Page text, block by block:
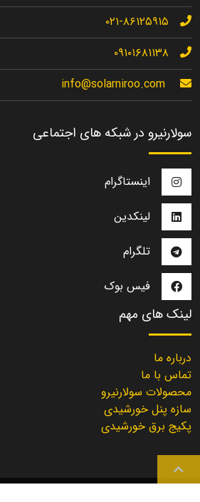
۰۲۱-۸۶۱۲۵۹۱۵
۰۹۱۰۱۶۸۱۱۳۸
info@solarniroo.com
سولارنیرو در شبکه های اجتماعی
اینستاگرام
لینکدین
تلگرام
فیس بوک
لینک های مهم
درباره ما
تماس با ما
محصولات سولارنیرو
سازه پنل خورشیدی
پکیج برق خورشیدی